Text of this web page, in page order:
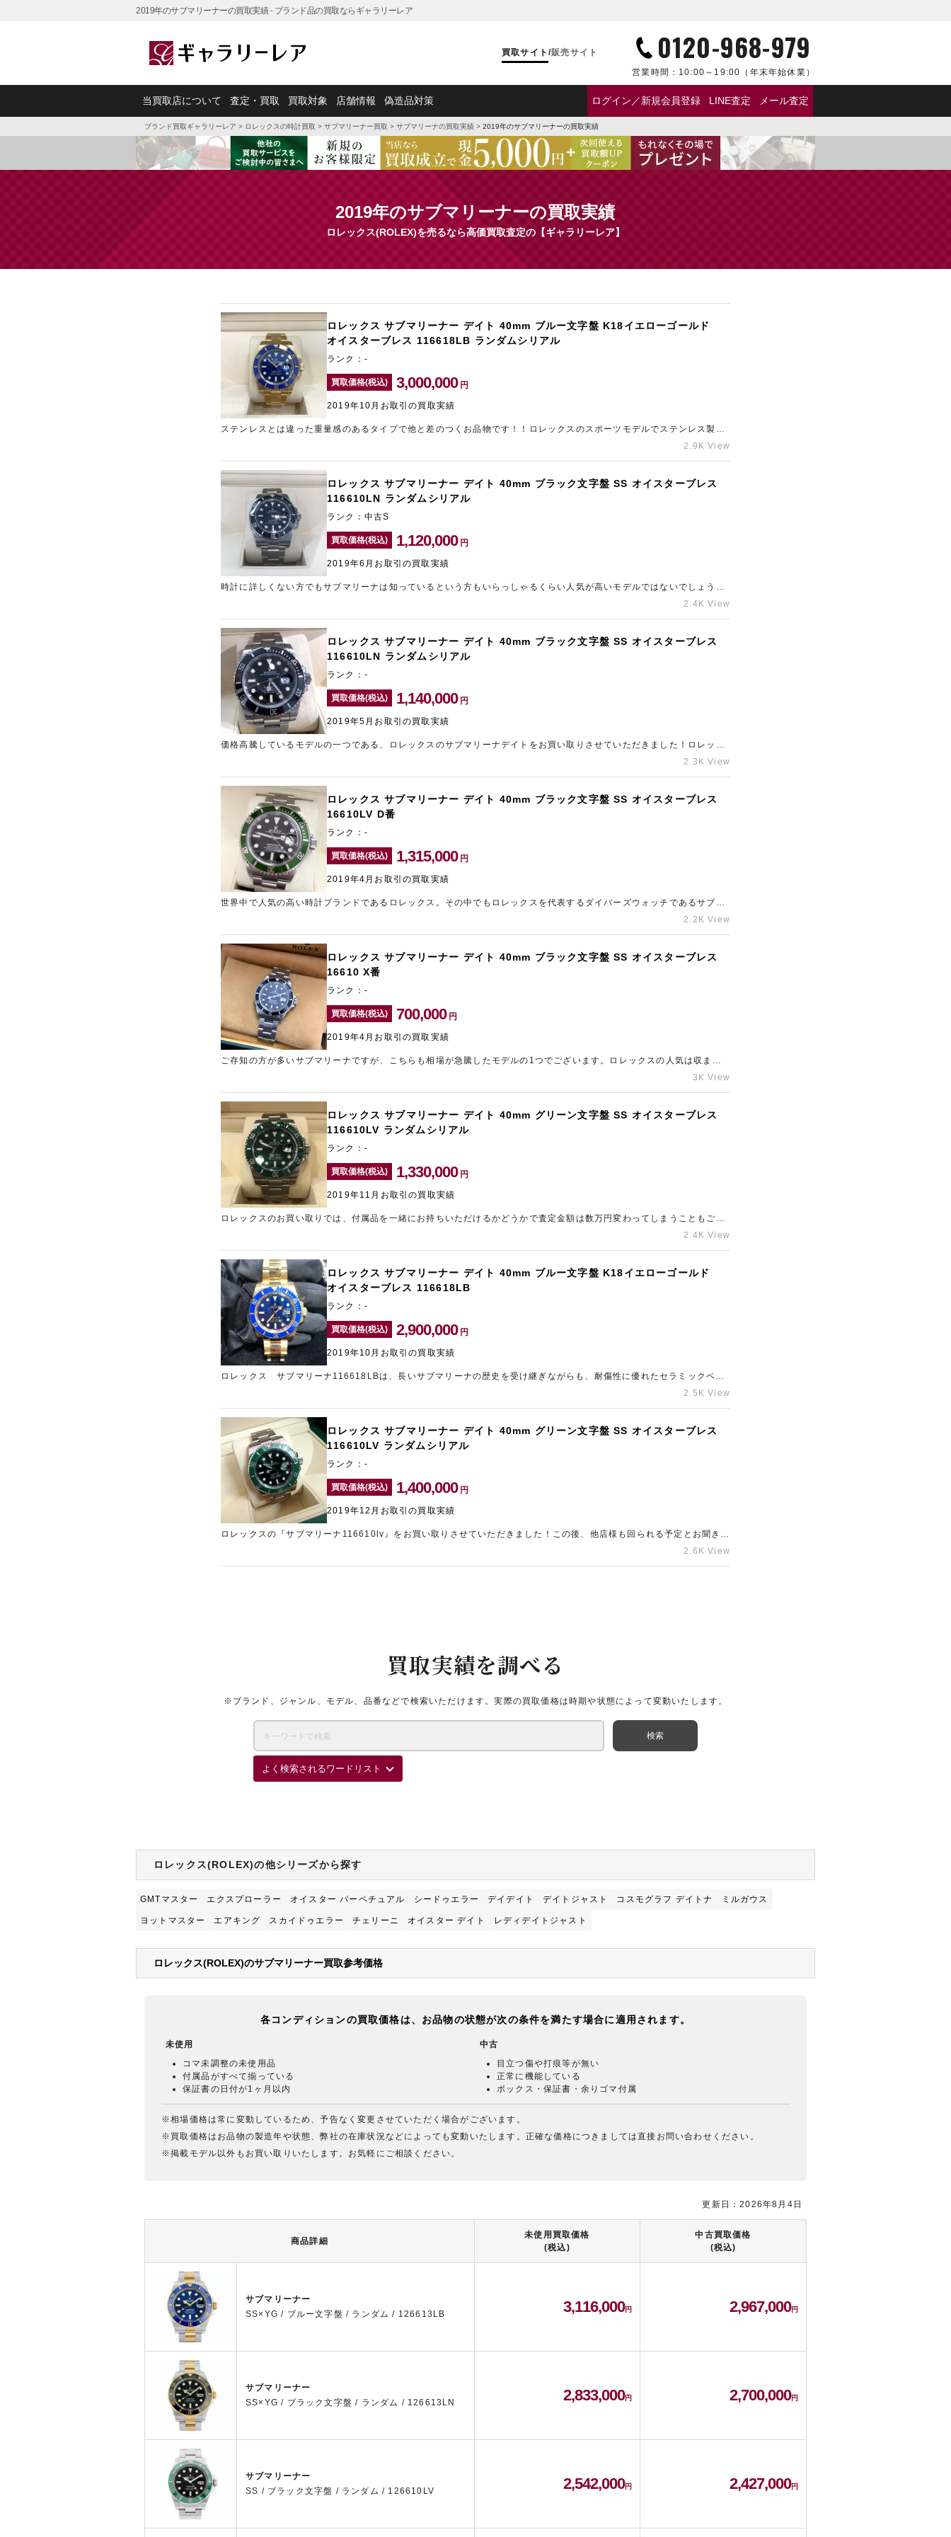
2019年のサブマリーナーの買取実績 - ブランド品の買取ならギャラリーレア
買取サイト /販売サイト 0120-968-979
営業時間： 10:00～19:00 （年末年始休業）
当買取店について 査定・買取 買取対象 店舗情報 偽造品対策 ログイン／新規会員登録 LINE査定 メール査定
ブランド買取ギャラリーレア > ロレックスの時計買取 > サブマリーナー買取 > サブマリーナの買取実績 > 2019年のサブマリーナーの買取実績
2019年のサブマリーナーの買取実績
ロレックス(ROLEX)を売るなら高価買取査定の【ギャラリーレア】
買取実績を調べる
※ブランド、ジャンル、モデル、品番などで検索いただけます。実際の買取価格は時期や状態によって変動いたします。
よく検索されるワードリスト
ロレックス(ROLEX)の他シリーズから探す
GMTマスター エクスプローラー オイスター パーペチュアル シードゥエラー デイデイト デイトジャスト コスモグラフ デイトナ ミルガウス
ヨットマスター エアキング スカイドゥエラー チェリーニ オイスター デイト レディデイトジャスト
ロレックス(ROLEX)のサブマリーナー買取参考価格
各コンディションの買取価格は、お品物の状態が次の条件を満たす場合に適用されます。
未使用
コマ未調整の未使用品
付属品がすべて揃っている
保証書の日付が1ヶ月以内
中古
目立つ傷や打痕等が無い
正常に機能している
ボックス・保証書・余りゴマ付属
※相場価格は常に変動しているため、予告なく変更させていただく場合がございます。
※買取価格はお品物の製造年や状態、弊社の在庫状況などによっても変動いたします。正確な価格につきましては直接お問い合わせください。
※掲載モデル以外もお買い取りいたします。お気軽にご相談ください。
商品詳細
未使用買取価格
(税込)
中古買取価格
(税込)
サブマリーナー
SS×YG / ブルー文字盤 / ランダム / 126613LB
3,116,000 2,967,000
サブマリーナー
SS×YG / ブラック文字盤 / ランダム / 126613LN
2,833,000 2,700,000
サブマリーナー
SS / ブラック文字盤 / ランダム / 126610LV
2,542,000 2,427,000
更新日：2026年8月4日
ロレックス サブマリーナー デイト 40mm ブルー文字盤 K18イエローゴールド
オイスターブレス 116618LB ランダムシリアル
ランク：-
買取価格(税込) 3,000,000 円
2019年10月お取引の買取実績
ステンレスとは違った重量感のあるタイプで他と差のつくお品物です！！ロレックスのスポーツモデルでステンレス製モ
デルの相場が高騰していることはご存知の方も多いかとは思うのですが、実は今回お買い取りさせていただいたような金
2.9K View
ロレックス サブマリーナー デイト 40mm ブラック文字盤 SS オイスターブレス
116610LN ランダムシリアル
ランク：中古S
買取価格(税込) 1,120,000 円
2019年6月お取引の買取実績
時計に詳しくない方でもサブマリーナは知っているという方もいらっしゃるくらい人気が高いモデルではないでしょう
か？ロレックスの時計の中でも最も人気といえるほどのモデルのため、市場でも需要がありお値段が下がりにくいアイテ
2.4K View
ロレックス サブマリーナー デイト 40mm ブラック文字盤 SS オイスターブレス
116610LN ランダムシリアル
ランク：-
買取価格(税込) 1,140,000 円
2019年5月お取引の買取実績
価格高騰しているモデルの一つである、ロレックスのサブマリーナデイトをお買い取りさせていただきました！ロレック
スの中でも大変人気が高く定番のモデルです。大切に愛用されていたようで思い入れのあるお品物とのことでしたので、
2.3K View
ロレックス サブマリーナー デイト 40mm ブラック文字盤 SS オイスターブレス
16610LV D番
ランク：-
買取価格(税込) 1,315,000 円
2019年4月お取引の買取実績
世界中で人気の高い時計ブランドであるロレックス。その中でもロレックスを代表するダイバーズウォッチであるサブマ
リーナデイトをお買い取りさせていただきました！今回はとても綺麗な状態のお品物をお持ち込みいただけましたので、
2.2K View
ロレックス サブマリーナー デイト 40mm ブラック文字盤 SS オイスターブレス
16610 X番
ランク：-
買取価格(税込) 700,000 円
2019年4月お取引の買取実績
ご存知の方が多いサブマリーナですが、こちらも相場が急騰したモデルの1つでございます。ロレックスの人気は収まる
気配はございません！ダイバーウォッチ等のスポーツモデルは、是非ともお買い取りさせていただきたいお品物でござい
3K View
ロレックス サブマリーナー デイト 40mm グリーン文字盤 SS オイスターブレス
116610LV ランダムシリアル
ランク：-
買取価格(税込) 1,330,000 円
2019年11月お取引の買取実績
ロレックスのお買い取りでは、付属品を一緒にお持ちいただけるかどうかで査定金額は数万円変わってしまうこともござ
います。いつか売りに出そうと思っているお品物がございましたら、箱や保証書などの付属品も一緒に保管くださいま
2.4K View
ロレックス サブマリーナー デイト 40mm ブルー文字盤 K18イエローゴールド
オイスターブレス 116618LB
ランク：-
買取価格(税込) 2,900,000 円
2019年10月お取引の買取実績
ロレックス サブマリーナ116618LBは、長いサブマリーナの歴史を受け継ぎながらも、耐傷性に優れたセラミックベゼ
ルが搭載されるなど新しい技術が取り入れられています。今回お持ち込みいただきましたお品物は非常に状態がよく、相
2.5K View
ロレックス サブマリーナー デイト 40mm グリーン文字盤 SS オイスターブレス
116610LV ランダムシリアル
ランク：-
買取価格(税込) 1,400,000 円
2019年12月お取引の買取実績
ロレックスの『サブマリーナ116610lv』をお買い取りさせていただきました！この後、他店様も回られる予定とお聞きし
まして、当店としてはぜひとも欲しいお品物でしたため、なんとかお客様の希望金額での査定額を提示させていただき、
2.6K View